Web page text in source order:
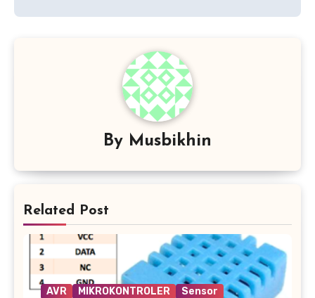
By Musbikhin
Related Post
AVR MIKROKONTROLER Sensor